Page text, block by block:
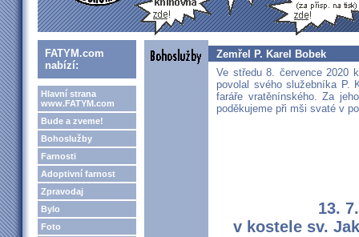
FATYM.com
nabízí:
Hlavní strana
www.FATYM.com
Bude a zveme!
Bohoslužby
Farnosti
Adoptivní farnost
Zpravodaj
Bylo
Foto
Zemřel P. Karel Bobek
Ve středu 8. července 2020
povolal svého služebníka P.
faráře vratěnínského. Za
poděkujeme při mši svaté v
13.
v kostele sv.